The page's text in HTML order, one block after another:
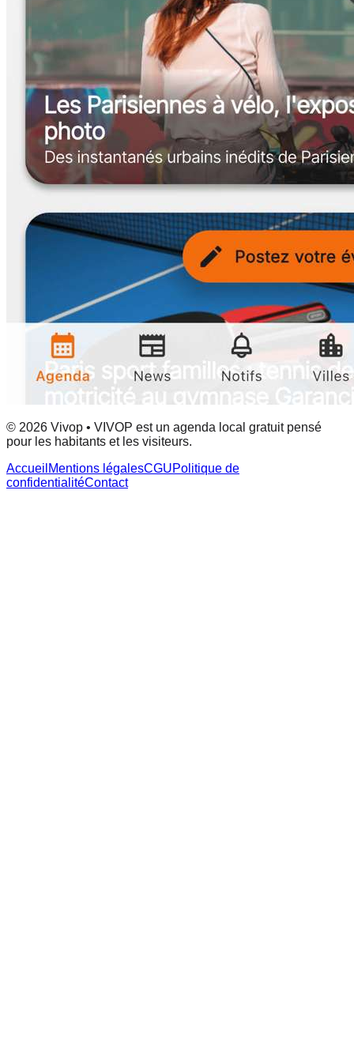
© 2026 Vivop • VIVOP est un agenda local gratuit pensé
pour les habitants et les visiteurs.
Accueil Mentions légalesCGUPolitique de
confidentialitéContact